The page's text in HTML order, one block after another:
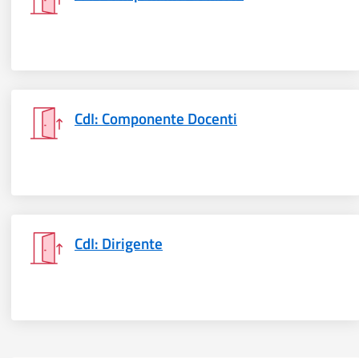
CdI: Componente Docenti
CdI: Dirigente